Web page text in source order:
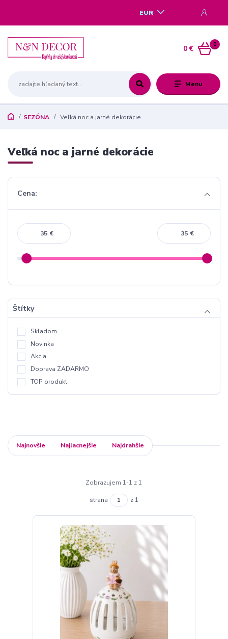
Menu
EUR
0
0 €
SEZÓNA Veľká noc a jarné dekorácie
Veľká noc a jarné dekorácie
Cena:
€ €
Štítky
Skladom
Novinka
Akcia
Doprava ZADARMO
TOP produkt
Najnovšie Najlacnejšie Najdrahšie
Zobrazujem 1-1 z 1
strana z 1